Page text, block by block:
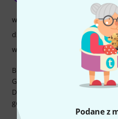
Podane z
Bought this along with a Baton
Gift for 2 yr old grandson.
Drags is around the house,
going.
właściwości
dźwięk
wykończenie